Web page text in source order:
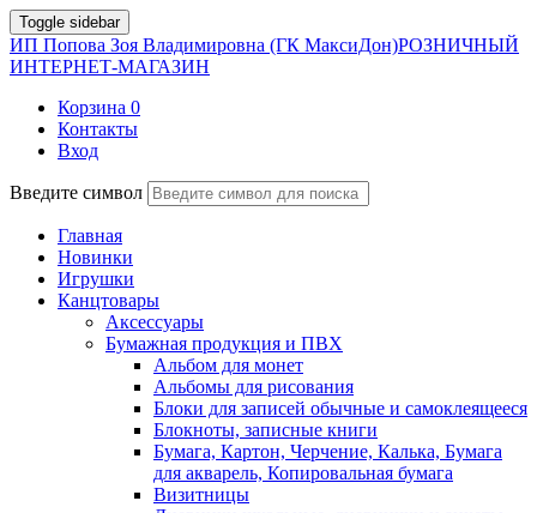
Toggle sidebar
ИП Попова Зоя Владимировна (ГК МаксиДон)РОЗНИЧНЫЙ
ИНТЕРНЕТ-МАГАЗИН
Корзина 0
Контакты
Вход
Введите символ
Главная
Новинки
Игрушки
Канцтовары
Аксессуары
Бумажная продукция и ПВХ
Альбом для монет
Альбомы для рисования
Блоки для записей обычные и самоклеящееся
Блокноты, записные книги
Бумага, Картон, Черчение, Калька, Бумага
для акварель, Копировальная бумага
Визитницы